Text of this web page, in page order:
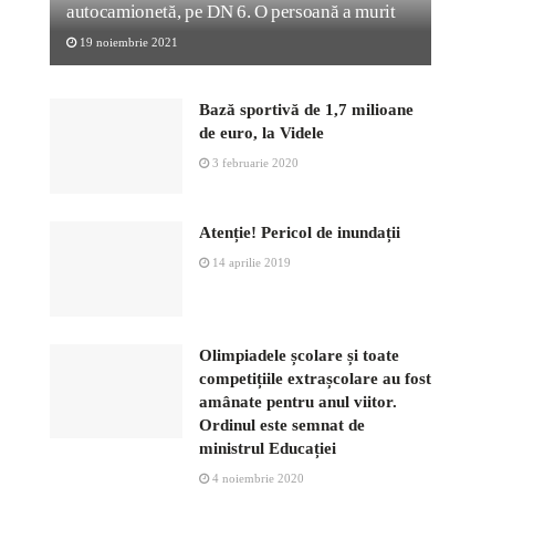
autocamionetă, pe DN 6. O persoană a murit
19 noiembrie 2021
Bază sportivă de 1,7 milioane
de euro, la Videle
3 februarie 2020
Atenție! Pericol de inundații
14 aprilie 2019
Olimpiadele școlare și toate
competițiile extrașcolare au fost
amânate pentru anul viitor.
Ordinul este semnat de
ministrul Educației
4 noiembrie 2020